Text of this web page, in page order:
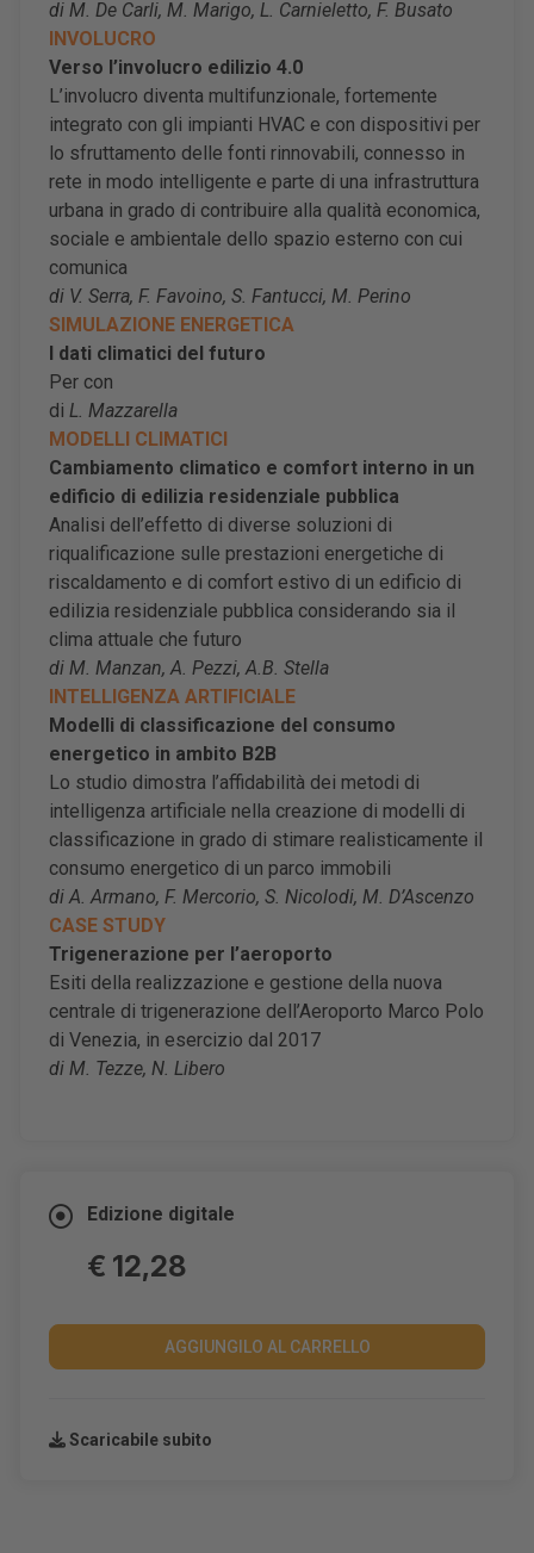
di M. De Carli, M. Marigo, L. Carnieletto, F. Busato
INVOLUCRO
Verso l’involucro edilizio 4.0
L’involucro diventa multifunzionale, fortemente
integrato con gli impianti HVAC e con dispositivi per
lo sfruttamento delle fonti rinnovabili, connesso in
rete in modo intelligente e parte di una infrastruttura
urbana in grado di contribuire alla qualità economica,
sociale e ambientale dello spazio esterno con cui
comunica
di V. Serra, F. Favoino, S. Fantucci, M. Perino
SIMULAZIONE ENERGETICA
I dati climatici del futuro
Per con
di L. Mazzarella
MODELLI CLIMATICI
Cambiamento climatico e comfort interno in un
edificio di edilizia residenziale pubblica
Analisi dell’effetto di diverse soluzioni di
riqualificazione sulle prestazioni energetiche di
riscaldamento e di comfort estivo di un edificio di
edilizia residenziale pubblica considerando sia il
clima attuale che futuro
di M. Manzan, A. Pezzi, A.B. Stella
INTELLIGENZA ARTIFICIALE
Modelli di classificazione del consumo
energetico in ambito B2B
Lo studio dimostra l’affidabilità dei metodi di
intelligenza artificiale nella creazione di modelli di
classificazione in grado di stimare realisticamente il
consumo energetico di un parco immobili
di A. Armano, F. Mercorio, S. Nicolodi, M. D’Ascenzo
CASE STUDY
Trigenerazione per l’aeroporto
Esiti della realizzazione e gestione della nuova
centrale di trigenerazione dell’Aeroporto Marco Polo
di Venezia, in esercizio dal 2017
di M. Tezze, N. Libero
Edizione digitale
€ 12,28
AGGIUNGILO AL CARRELLO
Scaricabile subito